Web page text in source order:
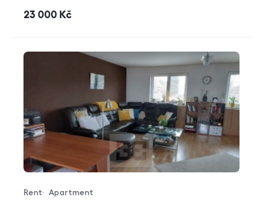
cena
23 000 Kč
Offer type
Rent
Property type
Apartment